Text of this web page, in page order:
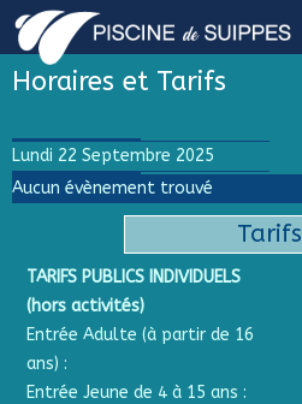
Horaires et Tarifs
Lundi 22 Septembre 2025
Aucun évènement trouvé
Tarifs
TARIFS PUBLICS INDIVIDUELS
(hors activités)
Entrée Adulte (à partir de 16
ans) :
Entrée Jeune de 4 à 15 ans :